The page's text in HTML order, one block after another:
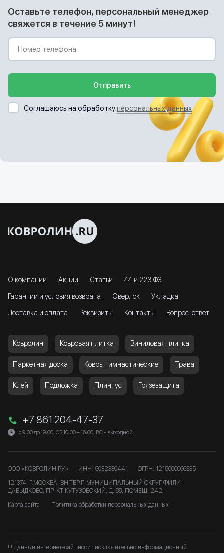
Оставьте телефон, персональный менеджер
свяжется в течение 5 минут!
Отправить
Соглашаюсь на обработкуперсональных данных
О компании Акции Статьи 44 и 223 ФЗ
Гарантии и условия возврата Оверлок Укладка
Доставка и оплата Реквизиты Контакты Вопрос-ответ
Ковролин Ковровая плитка Виниловая плитка
Паркетная доска Ковры гимнастические Трава
Клей Подложка Плинтус Грязезащита
+7 861 204-47-37
с 9:00 до 19:00, СБ 10:00 – 16:00, ВС - выходной
ООО «КОВРОЛИН РУ» ИНН: 5032330441
ОГРН: 1215000066335
121374, Г.МОСКВА, ВН.ТЕР.Г. МУНИЦИПАЛЬНЫЙ ОКРУГ ФИЛИ-
ДАВЫДКОВО, ПР-КТ КУТУЗОВСКИЙ, Д. 88, ПОМЕЩ. 242
Карта сайта
Политика обработки персональных данных
!!! Данный интернет-сайт носит исключительно информационный